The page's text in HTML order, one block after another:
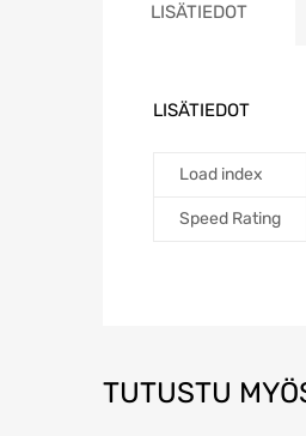
LISÄTIEDOT
LISÄTIEDOT
Load index
Speed Rating
TUTUSTU